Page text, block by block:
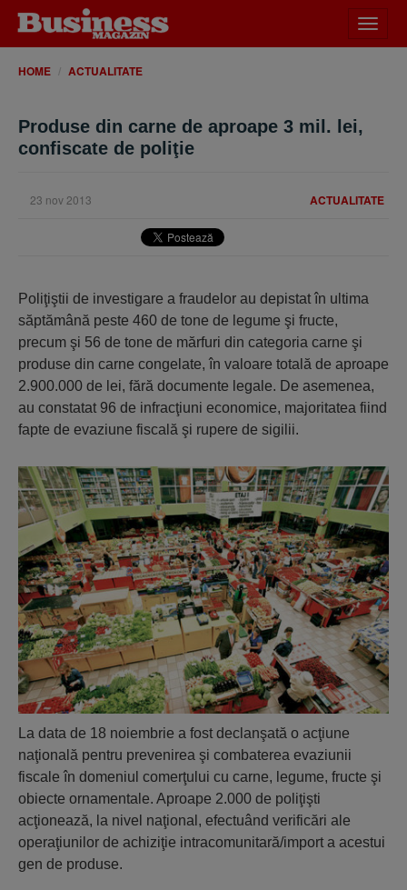
meniu
HOME ACTUALITATE
Produse din carne de aproape 3 mil. lei,
confiscate de poliţie
ACTUALITATE
23 nov 2013
Poliţiştii de investigare a fraudelor au depistat în ultima
săptămână peste 460 de tone de legume şi fructe,
precum şi 56 de tone de mărfuri din categoria carne şi
produse din carne congelate, în valoare totală de aproape
2.900.000 de lei, fără documente legale. De asemenea,
au constatat 96 de infracţiuni economice, majoritatea fiind
fapte de evaziune fiscală şi rupere de sigilii.
La data de 18 noiembrie a fost declanşată o acţiune
naţională pentru prevenirea şi combaterea evaziunii
fiscale în domeniul comerţului cu carne, legume, fructe şi
obiecte ornamentale. Aproape 2.000 de poliţişti
acţionează, la nivel naţional, efectuând verificări ale
operaţiunilor de achiziţie intracomunitară/import a acestui
gen de produse.